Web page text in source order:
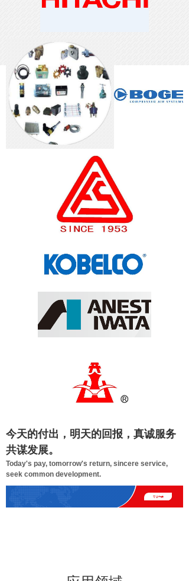
今天的付出，明天的回报， 真诚服务
共谋发展。
Today's pay, tomorrow's return, sincere service,
seek common development.